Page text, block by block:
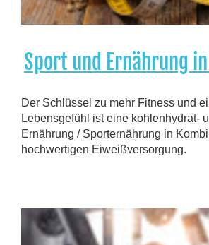
Sport und Ernährung
Der Schlüssel zu mehr Fitness und
Lebensgefühl ist eine kohlenhydrat-
Ernährung / Sporternährung in
hochwertigen Eiweißversorgung.